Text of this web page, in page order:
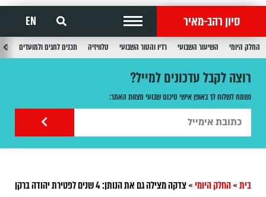
סיון רהב-מאיר EN
החלק היומי השיעור השבועי רדיו והטור השבועי טלוויזיה תכנים לחגים ולמועדים
רוצה לקבל עדכונים למייל?
נשמח לשלוח לך באופן אישי סיכום שבועי מצוות האתר:
בית»החלק היומי»צדקה מצילה גם את הנותן: 4 שנים לפטירת יהודה ברקן